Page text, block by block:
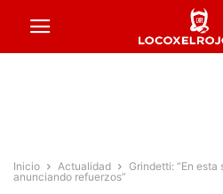
Inicio Actualidad
Grindetti: “En esta
anunciando refuerzos”